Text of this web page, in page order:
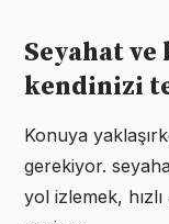
Seyahat
kendinizi
Konuya
gerekiyor.
yol izlemek,